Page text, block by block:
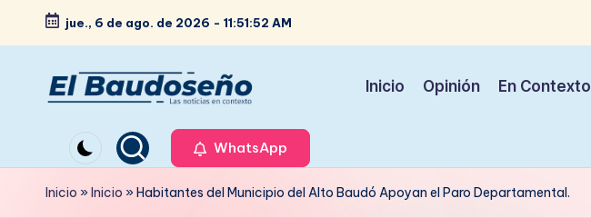
Saltar
contenido
jue., 6 de ago. de 2026 - 11:51:53 AM
e
ri
noticias
en
contexto
Inicio Opinión En Contexto
WhatsApp
Inicio »Inicio »Habitantes del Municipio del Alto Baudó Apoyan el Paro Departamental.